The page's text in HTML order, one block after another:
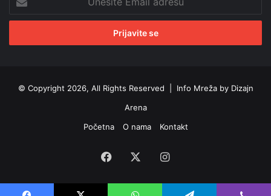
Email
adresu
© Copyright 2026, All Rights Reserved | Info Mreža by Dizajn
Arena
Početna
O nama Kontakt
Facebook Instagram